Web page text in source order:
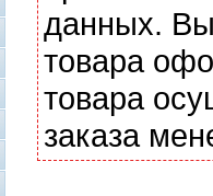
данных. Вы
товара
товара
заказа